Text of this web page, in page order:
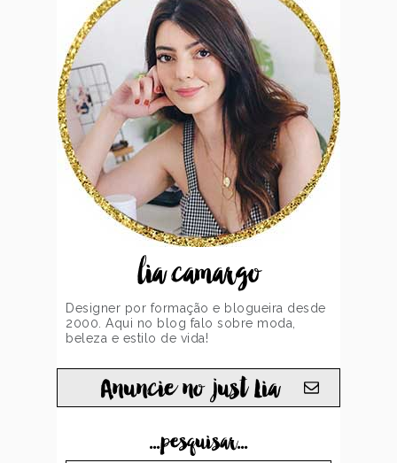
lia camargo
Designer por formação e blogueira desde
2000. Aqui no blog falo sobre moda,
beleza e estilo de vida!
Anuncie no just Lia
...pesquisar...